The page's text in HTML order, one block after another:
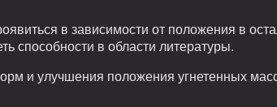
в зависимости от положения в
способности в области литературы.
и улучшения положения угнетенных